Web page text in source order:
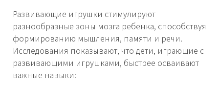
Развивающие игрушки стимулируют
разнообразные зоны мозга ребенка, способствуя
формированию мышления, памяти и речи.
Исследования показывают, что дети, играющие с
развивающими игрушками, быстрее осваивают
важные навыки: